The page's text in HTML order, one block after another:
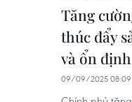
Tăng
thúc đẩy
và ổn
09/09/2025 08:09